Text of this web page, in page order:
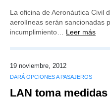
La oficina de Aeronáutica Civil
aerolíneas serán sancionadas
incumplimiento… Leer más
19 noviembre, 2012
DARÁ OPCIONES A PASAJEROS
LAN toma